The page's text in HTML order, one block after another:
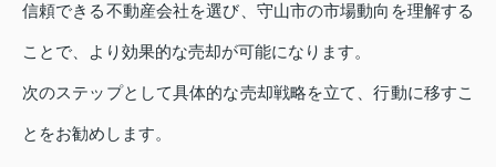
信頼できる不動産会社を選び、守山市の市場動向を理解する
ことで、より効果的な売却が可能になります。
次のステップとして具体的な売却戦略を立て、行動に移すこ
とをお勧めします。